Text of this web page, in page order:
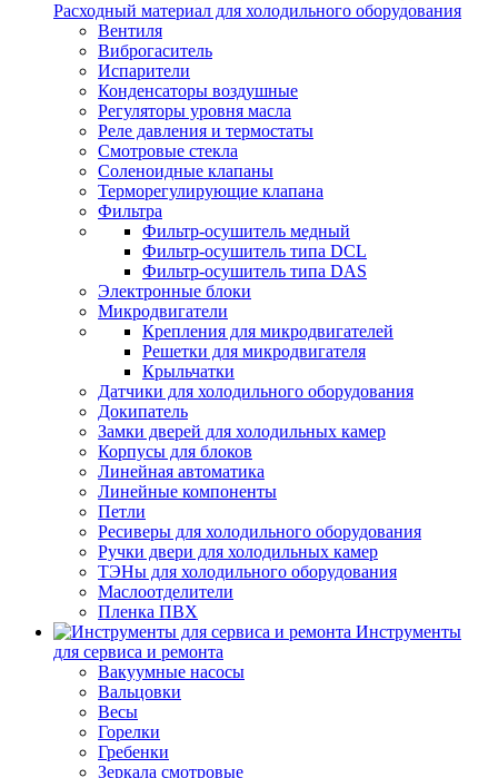
Расходный материал для холодильного оборудования
Вентиля
Виброгаситель
Испарители
Конденсаторы воздушные
Регуляторы уровня масла
Реле давления и термостаты
Смотровые стекла
Соленоидные клапаны
Терморегулирующие клапана
Фильтра
Фильтр-осушитель медный
Фильтр-осушитель типа DCL
Фильтр-осушитель типа DAS
Электронные блоки
Микродвигатели
Крепления для микродвигателей
Решетки для микродвигателя
Крыльчатки
Датчики для холодильного оборудования
Докипатель
Замки дверей для холодильных камер
Корпусы для блоков
Линейная автоматика
Линейные компоненты
Петли
Ресиверы для холодильного оборудования
Ручки двери для холодильных камер
ТЭНы для холодильного оборудования
Маслоотделители
Пленка ПВХ
Инструменты
для сервиса и ремонта
Вакуумные насосы
Вальцовки
Весы
Горелки
Гребенки
Зеркала смотровые